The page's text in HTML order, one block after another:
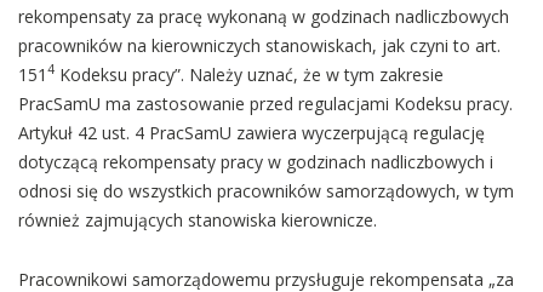
rekompensaty za pracę wykonaną w godzinach nadliczbowych
pracowników na kierowniczych stanowiskach, jak czyni to art.
151 4 Kodeksu pracy”. Należy uznać, że w tym zakresie
PracSamU ma zastosowanie przed regulacjami Kodeksu pracy.
Artykuł 42 ust. 4 PracSamU zawiera wyczerpującą regulację
dotyczącą rekompensaty pracy w godzinach nadliczbowych i
odnosi się do wszystkich pracowników samorządowych, w tym
również zajmujących stanowiska kierownicze.
Pracownikowi samorządowemu przysługuje rekompensata „za